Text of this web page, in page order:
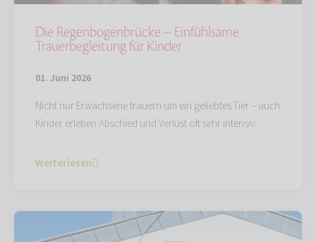
Die Regenbogenbrücke – Einfühlsame
Trauerbegleitung für Kinder
01. Juni 2026
Nicht nur Erwachsene trauern um ein geliebtes Tier – auch
Kinder erleben Abschied und Verlust oft sehr intensiv.
Weiterlesen